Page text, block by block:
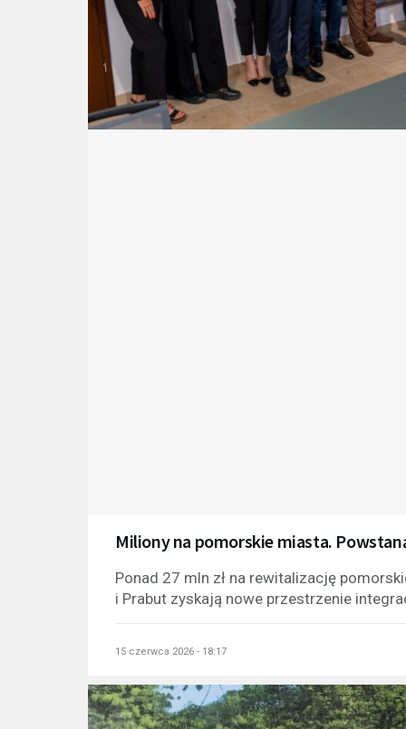
Miliony na pomorskie miasta.
Ponad 27 mln zł na rewitalizację
i Prabut zyskają nowe przestrzenie
15 czerwca 2026 - 18:17